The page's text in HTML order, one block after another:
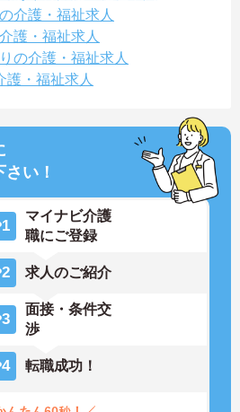
介護・福祉求人
護・福祉求人
の介護・福祉求人
護・福祉求人
さい！
1
マイナビ介護
職にご登録
2 求人のご紹介
3
面接・条件交
渉
4 転職成功！